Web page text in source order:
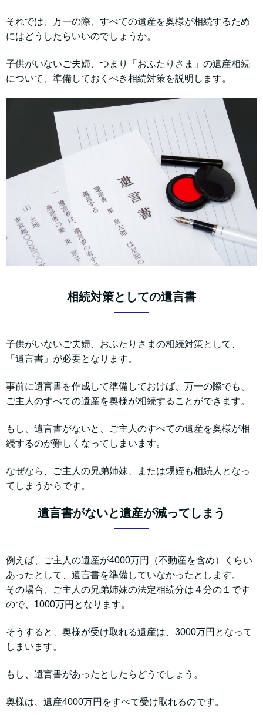
それでは、万一の際、すべての遺産を奥様が相続するため
にはどうしたらいいのでしょうか。
子供がいないご夫婦、つまり「おふたりさま」の遺産相続
について、準備しておくべき相続対策を説明します。
相続対策としての遺言書
子供がいないご夫婦、おふたりさまの相続対策として、
「遺言書」が必要となります。
事前に遺言書を作成して準備しておけば、万一の際でも、
ご主人のすべての遺産を奥様が相続することができます。
もし、遺言書がないと、ご主人のすべての遺産を奥様が相
続するのが難しくなってしまいます。
なぜなら、ご主人の兄弟姉妹、または甥姪も相続人となっ
てしまうからです。
遺言書がないと遺産が減ってしまう
例えば、ご主人の遺産が4000万円（不動産を含め）くらい
あったとして、遺言書を準備していなかったとします。
その場合、ご主人の兄弟姉妹の法定相続分は４分の１です
ので、1000万円となります。
そうすると、奥様が受け取れる遺産は、3000万円となって
しまいます。
もし、遺言書があったとしたらどうでしょう。
奥様は、遺産4000万円をすべて受け取れるのです。